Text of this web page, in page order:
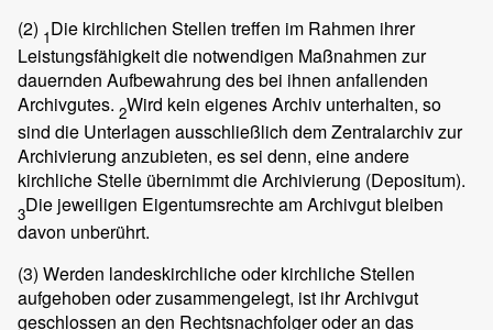
(2) 1Die kirchlichen Stellen treffen im Rahmen ihrer
Leistungsfähigkeit die notwendigen Maßnahmen zur
dauernden Aufbewahrung des bei ihnen anfallenden
Archivgutes. 2Wird kein eigenes Archiv unterhalten, so
sind die Unterlagen ausschließlich dem Zentralarchiv zur
Archivierung anzubieten, es sei denn, eine andere
kirchliche Stelle übernimmt die Archivierung (Depositum).
3Die jeweiligen Eigentumsrechte am Archivgut bleiben
davon unberührt.
(3) Werden landeskirchliche oder kirchliche Stellen
aufgehoben oder zusammengelegt, ist ihr Archivgut
geschlossen an den Rechtsnachfolger oder an das